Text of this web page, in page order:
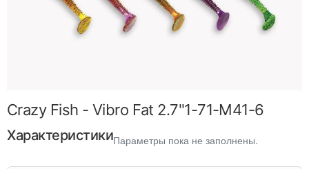
Crazy Fish - Vibro Fat 2.7"1-71-M41-6
ХарактеристикиПараметры пока не заполнены.